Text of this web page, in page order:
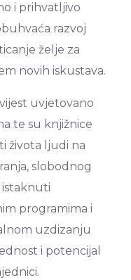
i prihvatljivo
razvoj
želje za
novih iskustava.
uvjetovano
te su knjižnice
života ljudi na
slobodnog
programima i
uzdizanju
i potencijal